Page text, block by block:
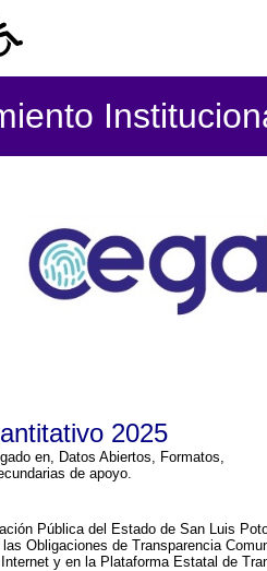
2025
en, Datos Abiertos, Formatos,
de apoyo.
Pública del Estado de San Luis
Obligaciones de Transparencia
y en la Plataforma Estatal de